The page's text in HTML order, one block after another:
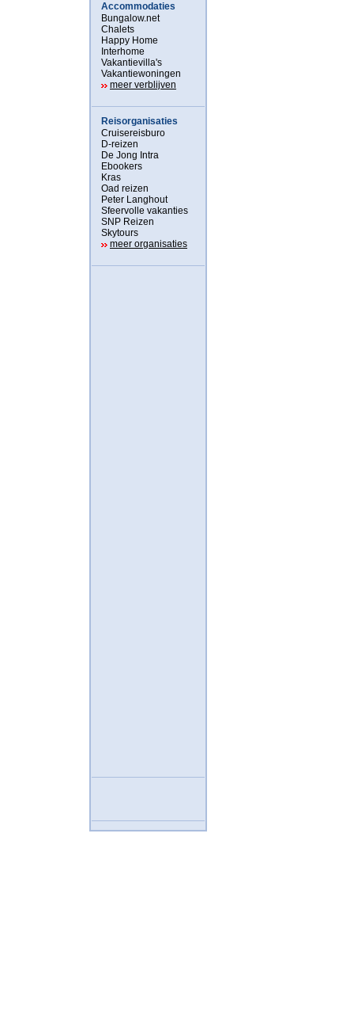
Accommodaties
Bungalow.net
Chalets
Happy Home
Interhome
Vakantievilla's
Vakantiewoningen
meer verblijven
Reisorganisaties
Cruisereisburo
D-reizen
De Jong Intra
Ebookers
Kras
Oad reizen
Peter Langhout
Sfeervolle vakanties
SNP Reizen
Skytours
meer organisaties